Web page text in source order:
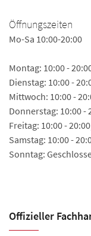
Öffnungszeiten
Mo-Sa 10:00-20:00
Montag: 10:00 -
Dienstag: 10:00 -
Mittwoch: 10:00 -
Donnerstag: 10:00 -
Freitag: 10:00 -
Samstag: 10:00 -
Sonntag:
Offizieller